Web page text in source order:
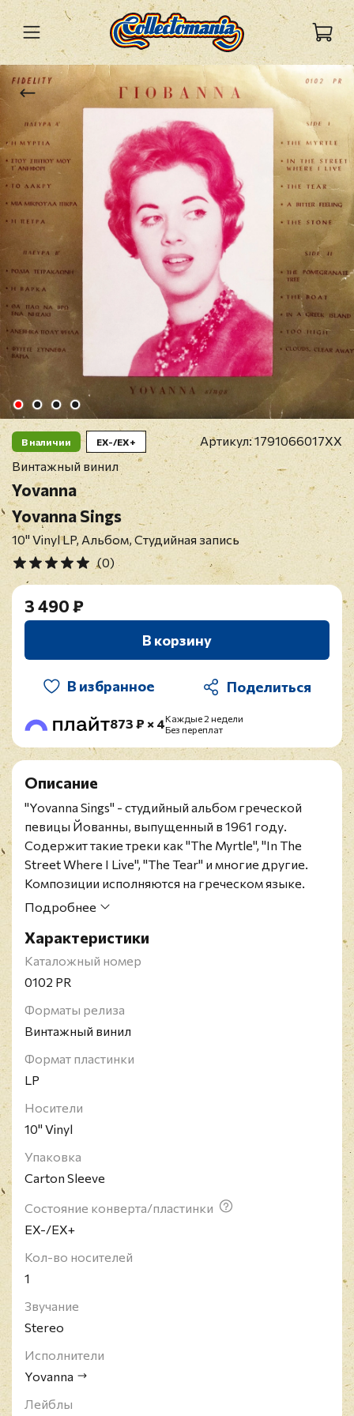
В наличии EX-/EX+ Артикул:1791066017XX
Винтажный винил
Yovanna
Yovanna Sings
10" Vinyl LP, Альбом, Студийная запись
(0)
3 490 ₽
В корзину
В избранное
873 ₽ × 4Каждые 2 недели
Без переплат
Описание
"Yovanna Sings" - студийный альбом греческой
певицы Йованны, выпущенный в 1961 году.
Содержит такие треки как "The Myrtle", "In The
Street Where I Live", "The Tear" и многие другие.
Композиции исполняются на греческом языке.
Греческое издание на 10-дюймовом черном
состоянии, винил в превосходном.
Иоанна Фассу Калпакси, профессионально
известная как Йованна - греческая певица,
участием в конкурсе песни "Евровидение" 1965
года, где представляла Швейцарию.
Подробнее
Характеристики
Каталожный номер
0102 PR
Форматы релиза
Винтажный винил
Формат пластинки
LP
Носители
10" Vinyl
Упаковка
Carton Sleeve
Состояние конверта/пластинки
EX-/EX+
Кол-во носителей
1
Звучание
Stereo
Исполнители
Yovanna
Лейблы